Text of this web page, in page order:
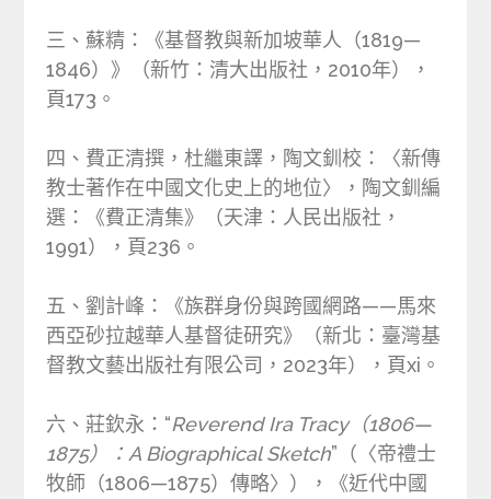
三、蘇精：《基督教與新加坡華人（1819—
1846）》（新竹：清大出版社，2010年），
頁173。
四、費正清撰，杜繼東譯，陶文釧校：〈新傳
教士著作在中國文化史上的地位〉，陶文釧編
選：《費正清集》（天津：人民出版社，
1991），頁236。
五、劉計峰：《族群身份與跨國網路——馬來
西亞砂拉越華人基督徒研究》（新北：臺灣基
督教文藝出版社有限公司，2023年），頁xi。
六、莊欽永：“Reverend Ira Tracy（1806—
1875）：A Biographical Sketch”（〈帝禮士
牧師（1806—1875）傳略〉），《近代中國